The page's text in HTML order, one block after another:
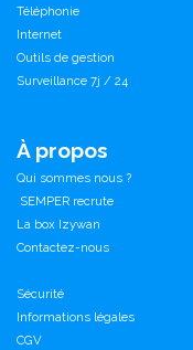
Téléphonie
Internet
Outils de gestion
Surveillance 7j / 24
À propos
Qui sommes nous ?
SEMPER recrute
La box Izywan
Contactez-nous
Sécurité
Informations légales
CGV